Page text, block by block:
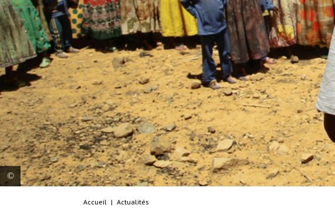
MSF translator Tedros gives instructions to
Accueil | Actualités